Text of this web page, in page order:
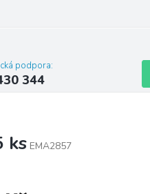
podpora:
344
ks EMA2857